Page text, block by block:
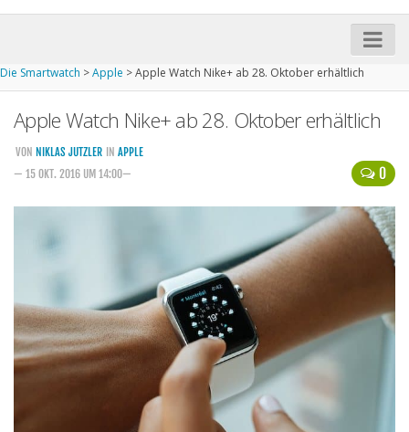
iPhone kaufen
Startseite
Aktuelle Smartwatches im Test
Kommende Smartwatches
Smartphonetarife
Datentarife
o2
Smartphonetarife
Prepaid-Tarife
Die Smartwatch >Apple >Apple Watch Nike+ ab 28. Oktober erhältlich
Apple Watch Nike+ ab 28. Oktober erhältlich
0
VON NIKLAS JUTZLER IN APPLE
— 15 OKT. 2016 UM 14:00—